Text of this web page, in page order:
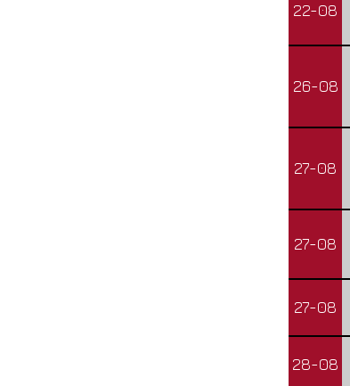
22-08
26-08
27-08
27-08
27-08
28-08